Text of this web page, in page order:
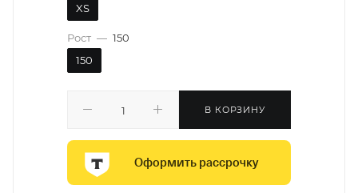
XS
Рост — 150
150
В КОРЗИНУ
Оформить рассрочку